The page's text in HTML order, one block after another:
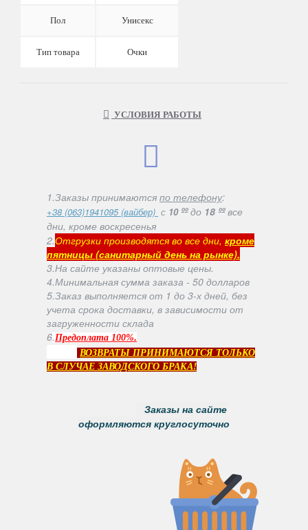
Пол Унисекс
Тип товара Очки
УСЛОВИЯ РАБОТЫ
1.Заказы принимаются по телефону:
+38 (063)1941095 (вайбер) с 10 ººдо 18 ººвсе
дни, кроме воскресенья
2.Отгрузки производятся во все дни, кроме
пятницы (санитарный день на рынке).
3.На сайте указаны оптовые цены.
4.Минимальная сумма заказа - 50 долларов
5.Заказ выполняется от 1 до 3-х дней, без
учета срока доставки, в зависимости от
загруженности склада
6.Предоплата 100%.
ВОЗВРАТЫ ПРИНИМАЮТСЯ ТОЛЬКО
В СЛУЧАЕ ЗАВОДСКОГО БРАКА!
Заказы на сайте
оформляются круглосуточно